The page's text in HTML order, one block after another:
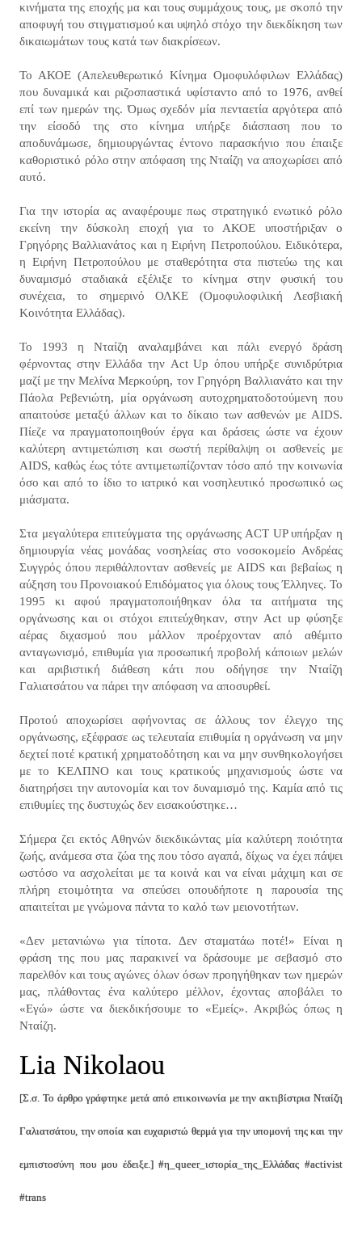
κινήματα της εποχής μα και τους συμμάχους τους, με σκοπό την
αποφυγή του στιγματισμού και υψηλό στόχο την διεκδίκηση των
δικαιωμάτων τους κατά των διακρίσεων.
Το ΑΚΟΕ (Απελευθερωτικό Κίνημα Ομοφυλόφιλων Ελλάδας)
που δυναμικά και ριζοσπαστικά υφίσταντο από το 1976, ανθεί
επί των ημερών της. Όμως σχεδόν μία πενταετία αργότερα από
την είσοδό της στο κίνημα υπήρξε διάσπαση που το
αποδυνάμωσε, δημιουργώντας έντονο παρασκήνιο που έπαιξε
καθοριστικό ρόλο στην απόφαση της Νταίζη να αποχωρίσει από
αυτό.
Για την ιστορία ας αναφέρουμε πως στρατηγικό ενωτικό ρόλο
εκείνη την δύσκολη εποχή για το ΑΚΟΕ υποστήριξαν ο
Γρηγόρης Βαλλιανάτος και η Ειρήνη Πετροπούλου. Ειδικότερα,
η Ειρήνη Πετροπούλου με σταθερότητα στα πιστεύω της και
δυναμισμό σταδιακά εξέλιξε το κίνημα στην φυσική του
συνέχεια, το σημερινό ΟΛΚΕ (Ομοφυλοφιλική Λεσβιακή
Κοινότητα Ελλάδας).
Το 1993 η Νταίζη αναλαμβάνει και πάλι ενεργό δράση
φέρνοντας στην Ελλάδα την Act Up όπου υπήρξε συνιδρύτρια
μαζί με την Μελίνα Μερκούρη, τον Γρηγόρη Βαλλιανάτο και την
Πάολα Ρεβενιώτη, μία οργάνωση αυτοχρηματοδοτούμενη που
απαιτούσε μεταξύ άλλων και το δίκαιο των ασθενών με AIDS.
Πίεζε να πραγματοποιηθούν έργα και δράσεις ώστε να έχουν
καλύτερη αντιμετώπιση και σωστή περίθαλψη οι ασθενείς με
AIDS, καθώς έως τότε αντιμετωπίζονταν τόσο από την κοινωνία
όσο και από το ίδιο το ιατρικό και νοσηλευτικό προσωπικό ως
μιάσματα.
Στα μεγαλύτερα επιτεύγματα της οργάνωσης ACT UP υπήρξαν η
δημιουργία νέας μονάδας νοσηλείας στο νοσοκομείο Ανδρέας
Συγγρός όπου περιθάλπονταν ασθενείς με AIDS και βεβαίως η
αύξηση του Προνοιακού Επιδόματος για όλους τους Έλληνες. Το
1995 κι αφού πραγματοποιήθηκαν όλα τα αιτήματα της
οργάνωσης και οι στόχοι επιτεύχθηκαν, στην Act up φύσηξε
αέρας διχασμού που μάλλον προέρχονταν από αθέμιτο
ανταγωνισμό, επιθυμία για προσωπική προβολή κάποιων μελών
και αριβιστική διάθεση κάτι που οδήγησε την Νταίζη
Γαλιατσάτου να πάρει την απόφαση να αποσυρθεί.
Προτού αποχωρίσει αφήνοντας σε άλλους τον έλεγχο της
οργάνωσης, εξέφρασε ως τελευταία επιθυμία η οργάνωση να μην
δεχτεί ποτέ κρατική χρηματοδότηση και να μην συνθηκολογήσει
με το ΚΕΛΠΝΟ και τους κρατικούς μηχανισμούς ώστε να
διατηρήσει την αυτονομία και τον δυναμισμό της. Καμία από τις
επιθυμίες της δυστυχώς δεν εισακούστηκε…
Σήμερα ζει εκτός Αθηνών διεκδικώντας μία καλύτερη ποιότητα
ζωής, ανάμεσα στα ζώα της που τόσο αγαπά, δίχως να έχει πάψει
ωστόσο να ασχολείται με τα κοινά και να είναι μάχιμη και σε
πλήρη ετοιμότητα να σπεύσει οπουδήποτε η παρουσία της
απαιτείται με γνώμονα πάντα το καλό των μειονοτήτων.
«Δεν μετανιώνω για τίποτα. Δεν σταματάω ποτέ!» Είναι η
φράση της που μας παρακινεί να δράσουμε με σεβασμό στο
παρελθόν και τους αγώνες όλων όσων προηγήθηκαν των ημερών
μας, πλάθοντας ένα καλύτερο μέλλον, έχοντας αποβάλει το
«Εγώ» ώστε να διεκδικήσουμε το «Εμείς». Ακριβώς όπως η
Νταίζη.
Lia Nikolaou
[Σ.σ. Το άρθρο γράφτηκε μετά από επικοινωνία με την ακτιβίστρια Νταίζη
Γαλιατσάτου, την οποία και ευχαριστώ θερμά για την υπομονή της και την
εμπιστοσύνη που μου έδειξε.] #η_queer_ιστορία_της_Ελλάδας #activist
#trans